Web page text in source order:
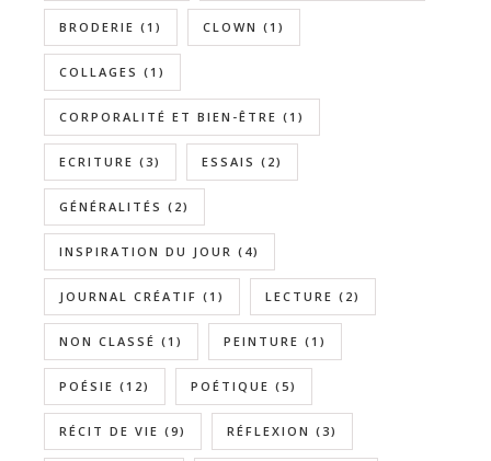
BRODERIE (1) CLOWN (1)
COLLAGES (1)
CORPORALITÉ ET BIEN-ÊTRE (1)
ECRITURE (3) ESSAIS (2)
GÉNÉRALITÉS (2)
INSPIRATION DU JOUR (4)
JOURNAL CRÉATIF (1) LECTURE (2)
NON CLASSÉ (1) PEINTURE (1)
POÉSIE (12) POÉTIQUE (5)
RÉCIT DE VIE (9) RÉFLEXION (3)